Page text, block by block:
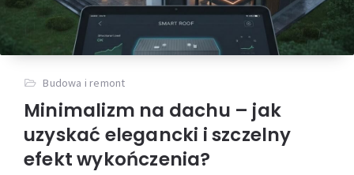
Budowa i remont
Minimalizm na dachu – jak
uzyskać elegancki i szczelny
efekt wykończenia?